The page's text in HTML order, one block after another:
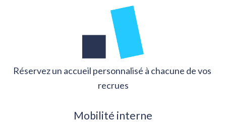
Réservez un accueil personnalisé à chacune de vos
recrues
Mobilité interne